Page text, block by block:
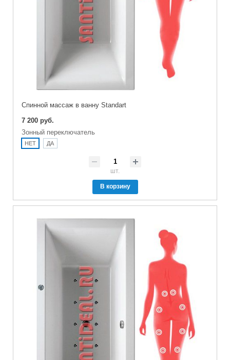
Спинной массаж в ванну Standart
7 200 руб.
Зонный переключатель
НЕТ ДА
шт.
В корзину